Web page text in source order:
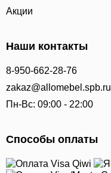
Акции
Наши контакты
8-950-662-28-76
zakaz@allomebel.spb.ru
Пн-Вс: 09:00 - 22:00
Способы оплаты